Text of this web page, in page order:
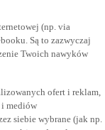
(np. via
Są to zazwyczaj
Twoich nawyków
ofert i reklam,
mediów
siebie wybrane (jak np.